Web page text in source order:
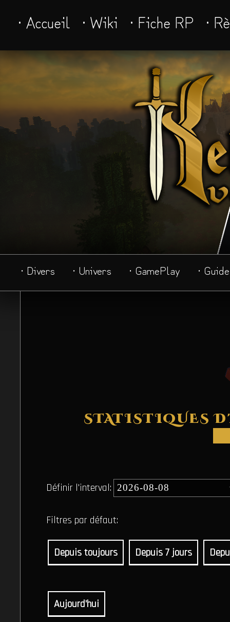
· Accueil · Wiki · Fiche RP ·
· Divers · Univers · GamePlay ·
STATISTIQUES
Définir l'interval:
Filtres par défaut:
Depuis toujours Depuis 7 jours
Aujourd'hui